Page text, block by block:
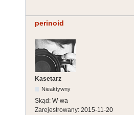
perinoid
Kasetarz
Nieaktywny
Skąd: W-wa
Zarejestrowany: 2015-11-20